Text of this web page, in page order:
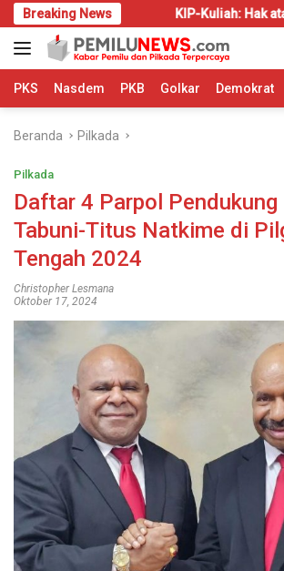
Langsung
ke
konten
Breaking NewsKIP-Kuliah: Hak atau
PKS Nasdem PKB Golkar Demokrat
Beranda Pilkada
Pilkada
Daftar 4 Parpol
Tabuni-Titus Natkime di
Tengah 2024
Christopher Lesmana
Oktober 17, 2024